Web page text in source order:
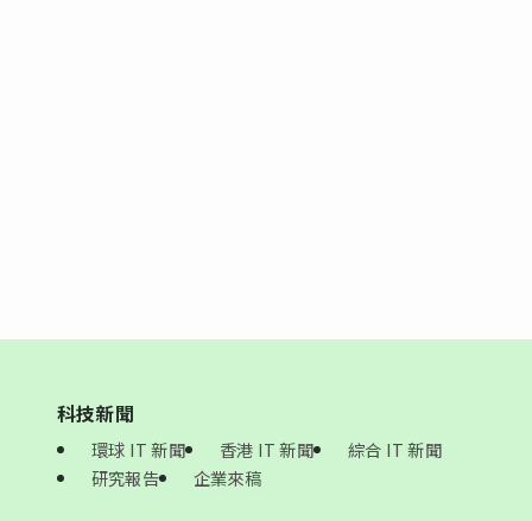
科技新聞
環球 IT 新聞 香港 IT 新聞
綜合 IT 新聞
研究報告
企業來稿